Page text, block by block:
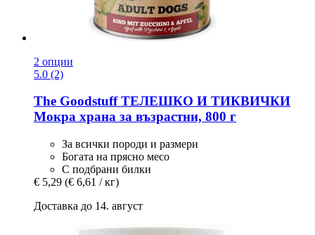
2 опции
5.0 (2)
The GoodstuffТЕЛЕШКО И ТИКВИЧКИ
Мокра храна за възрастни, 800 г
За всички породи и размери
Богата на прясно месо
С подбрани билки
€ 5,29 (€ 6,61 / кг)
Доставка до 14. август